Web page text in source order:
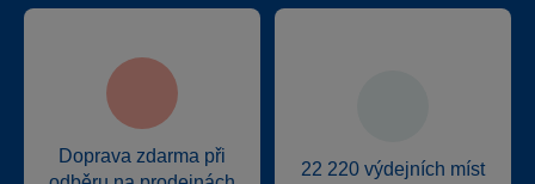
Doprava zdarma při
22 220 výdejních míst